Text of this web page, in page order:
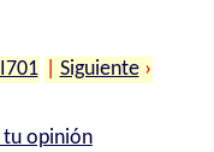
Siguiente ›
tu opinión